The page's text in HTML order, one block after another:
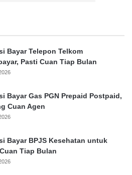
Bayar Telepon Telkom
Pasti Cuan Tiap Bulan
Bayar Gas PGN Prepaid Postpaid,
Cuan Agen
Bayar BPJS Kesehatan untuk
Tiap Bulan